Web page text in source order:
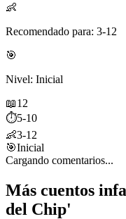
👶
Recomendado para: 3-12
🎯
Nivel: Inicial
📖12
⏱️5-10
👶3-12
🎯Inicial
Cargando comentarios...
Más cuentos
del Chip'